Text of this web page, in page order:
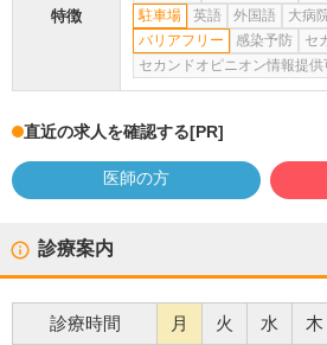
特徴
駐車場
英語 外国語 大病
バリアフリー
感染予防
セ
セカンドオピニオン情報提供
直近の求人を確認する[PR]
医師の方
診療案内
診療時間 月 火 水 木